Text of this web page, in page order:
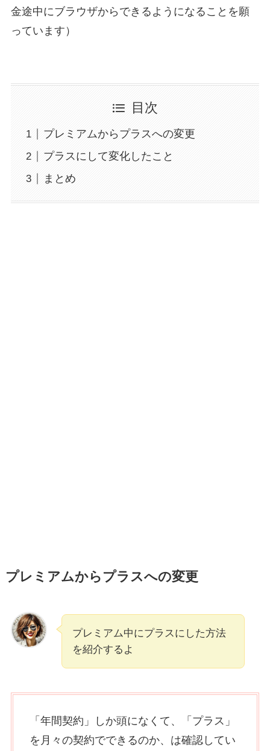
金途中にブラウザからできるようになることを願
っています）
目次
プレミアムからプラスへの変更
プラスにして変化したこと
まとめ
プレミアムからプラスへの変更
プレミアム中にプラスにした方法
を紹介するよ
「年間契約」しか頭になくて、「プラス」
を月々の契約でできるのか、は確認してい